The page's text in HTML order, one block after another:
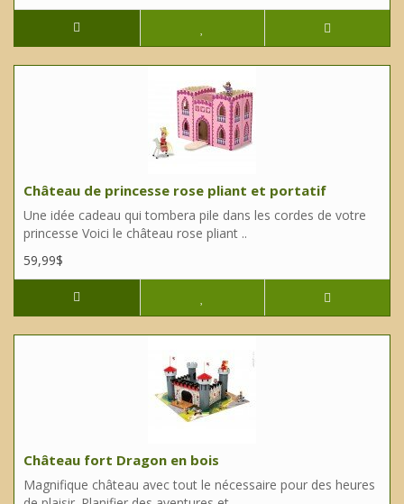
Château de princesse rose pliant et portatif
Une idée cadeau qui tombera pile dans les cordes de votre
princesse Voici le château rose pliant ..
59,99$
Château fort Dragon en bois
Magnifique château avec tout le nécessaire pour des heures